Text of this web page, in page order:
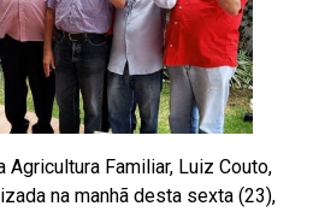
Familiar, Luiz Couto,
na manhã desta sexta (23),